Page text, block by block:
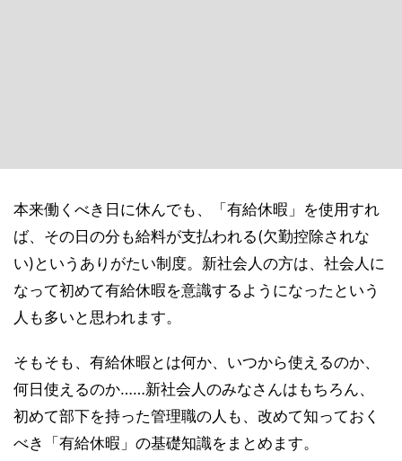
本来働くべき日に休んでも、「有給休暇」を使用すれ
ば、その日の分も給料が支払われる(欠勤控除されな
い)というありがたい制度。新社会人の方は、社会人に
なって初めて有給休暇を意識するようになったという
人も多いと思われます。
そもそも、有給休暇とは何か、いつから使えるのか、
何日使えるのか……新社会人のみなさんはもちろん、
初めて部下を持った管理職の人も、改めて知っておく
べき「有給休暇」の基礎知識をまとめます。